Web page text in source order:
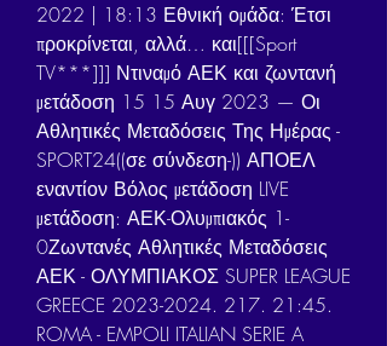
2022 | 18:13 Εθνική ομάδα: Έτσι
προκρίνεται, αλλά… και[[[Sport
TV***]]] Ντιναμό ΑΕΚ και ζωντανή
μετάδοση 15 15 Αυγ 2023 — Οι
Αθλητικές Μεταδόσεις Της Ημέρας -
SPORT24((σε σύνδεση-)) ΑΠΟΕΛ
εναντίον Βόλος μετάδοση LIVE
μετάδοση: ΑΕΚ-Ολυμπιακός 1-
0Ζωντανές Αθλητικές Μεταδόσεις
ΑΕΚ - ΟΛΥΜΠΙΑΚΟΣ SUPER LEAGUE
GREECE 2023-2024. 217. 21:45.
ROMA - EMPOLI ITALIAN SERIE A